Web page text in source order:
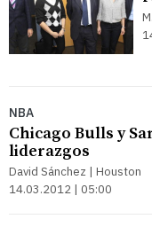
NBA
Chicago Bulls y
liderazgos
David Sánchez | Houston
14.03.2012 | 05:00